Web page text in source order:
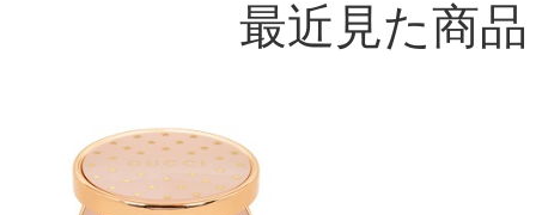
最近見た商品